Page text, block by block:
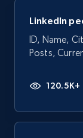
LinkedIn
ID, Name,
Posts,
120.5K+